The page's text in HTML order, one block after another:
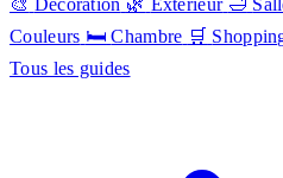
🎨 Decoration 🌿 Exterieur 🛁
Couleurs 🛏️ Chambre 🛒
Tous les guides